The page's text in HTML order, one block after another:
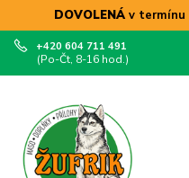
DOVOLENÁv termínu
+420 604 711 491
(Po-Čt, 8-16 hod.)